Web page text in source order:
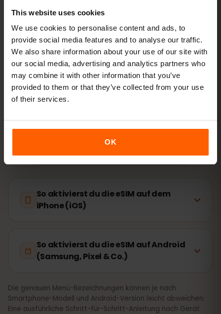
This website uses cookies
We use cookies to personalise content and ads, to
provide social media features and to analyse our traffic.
We also share information about your use of our site with
our social media, advertising and analytics partners who
may combine it with other information that you’ve
provided to them or that they’ve collected from your use
of their services.
OK
WLAN scannen
Lossurfen Datenroaming in Gibraltar an
Installation dauert nur 2 Minuten: iPhone
Gerät eSIM-fähig? Kompatibilität prüfen
So aktivierst du die eSIM auf dem
iPhone (iOS)
So aktivierst du die eSIM auf Android
(Samsung, Pixel & Co.)
Die genauen Menü-Bezeichnungen können je nach
Smartphone-Modell und Android-Version leicht abweichen.
Eine ausführliche Schritt-für-Schritt-Anleitung nach Gerät